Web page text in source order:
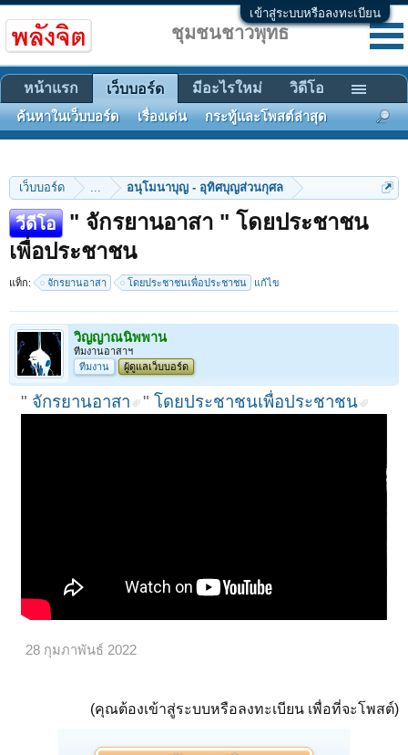
เข้าสู่ระบบหรือลงทะเบียน
เว็บบอร์ด ... อนุโมนาบุญ - อุทิศบุญส่วนกุศล
วีดีโอ
" จักรยานอาสา " โดยประชาชน
เพื่อประชาชน
แท็ก: จักรยานอาสา โดยประชาชนเพื่อประชาชน แก้ไข
วิญญาณนิพพาน
ทีมงานอาสาฯ
ทีมงาน
ผู้ดูแลเว็บบอร์ด
" จักรยานอาสา "โดยประชาชนเพื่อประชาชน
28 กุมภาพันธ์ 2022
(คุณต้องเข้าสู่ระบบหรือลงทะเบียน เพื่อที่จะโพสต์)
ชุมชนชาวพุทธ
หน้าแรก เว็บบอร์ด
ค้นหาในเว็บบอร์ด เรื่องเด่น กระทู้และโพสต์ล่าสุด
มีอะไรใหม่ วิดีโอ